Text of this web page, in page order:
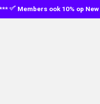
Members ook 10% op